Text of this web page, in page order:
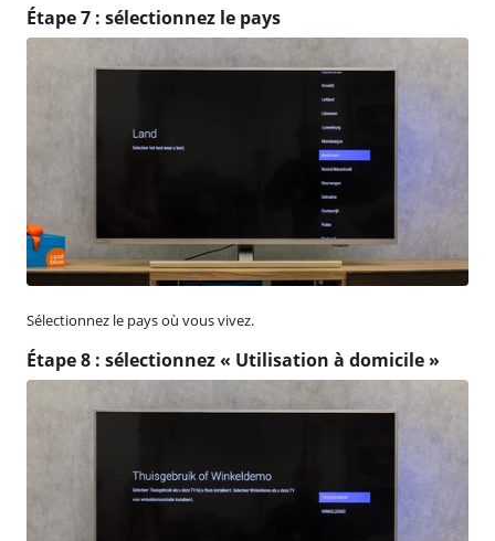
Étape 7 : sélectionnez le pays
Sélectionnez le pays où vous vivez.
Étape 8 : sélectionnez « Utilisation à domicile »